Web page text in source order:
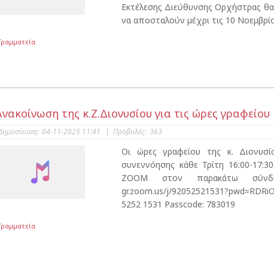
Εκτέλεσης Διεύθυνσης Ορχήστρας
να αποσταλούν μέχρι τις 10
της κ.Ζ.Διονυσίου για τις ώρες γραφείου
04-11-2025 11:41 | Προβολές: 363
Οι ώρες γραφείου της κ.
συνεννόησης κάθε Τρίτη 16:00-
ΖΟΟΜ στον παρακάτω
gr.zoom.us/j/
5252 1531 Passcode: 783019